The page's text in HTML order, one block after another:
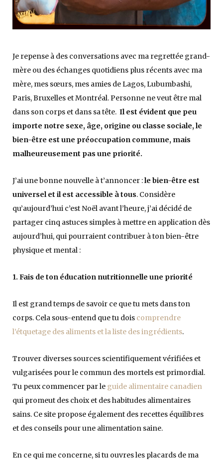
Je repense à des conversations avec ma regrettée grand-
mère ou des échanges quotidiens plus récents avec ma
mère, mes sœurs, mes amies de Lagos, Lubumbashi,
Paris, Bruxelles et Montréal. Personne ne veut être mal
dans son corps et dans sa tête. Il est évident que peu
importe notre sexe, âge, origine ou classe sociale, le
bien-être est une préoccupation commune, mais
malheureusement pas une priorité.
J’ai une bonne nouvelle à t’annoncer :le bien-être est
universel et il est accessible à tous. Considère
qu’aujourd’hui c’est Noël avant l’heure, j’ai décidé de
partager cinq astuces simples à mettre en application dès
aujourd’hui, qui pourraient contribuer à ton bien-être
physique et mental :
1. Fais de ton éducation nutritionnelle une priorité
Il est grand temps de savoir ce que tu mets dans ton
corps. Cela sous-entend que tu dois comprendre
l’étquetage des aliments et la liste des ingrédients.
Trouver diverses sources scientifiquement vérifiées et
vulgarisées pour le commun des mortels est primordial.
Tu peux commencer par le guide alimentaire canadien
qui promeut des choix et des habitudes alimentaires
sains. Ce site propose également des recettes équilibres
et des conseils pour une alimentation saine.
En ce qui me concerne, si tu ouvres les placards de ma